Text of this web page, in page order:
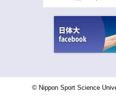
© Nippon Sport Science